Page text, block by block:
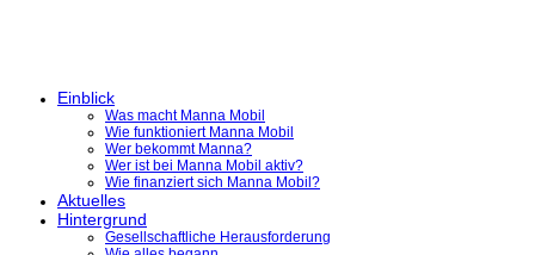
Einblick
Was macht Manna Mobil
Wie funktioniert Manna Mobil
Wer bekommt Manna?
Wer ist bei Manna Mobil aktiv?
Wie finanziert sich Manna Mobil?
Aktuelles
Hintergrund
Gesellschaftliche Herausforderung